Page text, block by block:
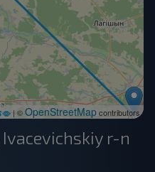
| ©OpenStreetMapcontributors
r-n